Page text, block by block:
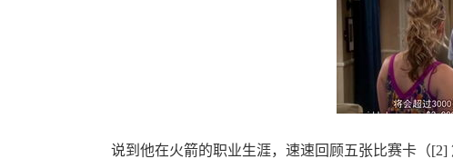
说到他在火箭的职业生涯，速速回顾五张比赛卡（